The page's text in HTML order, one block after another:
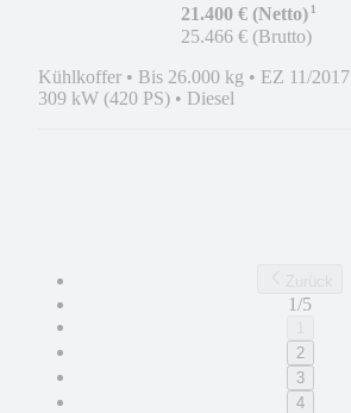
21.400 € (Netto)¹
25.466 € (Brutto)
Kühlkoffer • Bis 26.000 kg • EZ 11/2017
309 kW (420 PS) • Diesel
1/5
2
3
4